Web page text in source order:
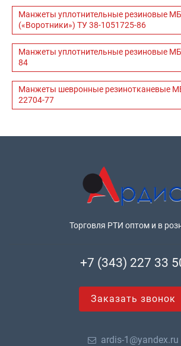
Манжеты уплотнительные резиновые
(«Воротники») ТУ 38-1051725-86
Манжеты уплотнительные резиновые
84
Манжеты шевронные резинотканевые
22704-77
Торговля РТИ оптом и в
+7 (343) 227 33
Заказать звонок
ardis-1@yandex.ru